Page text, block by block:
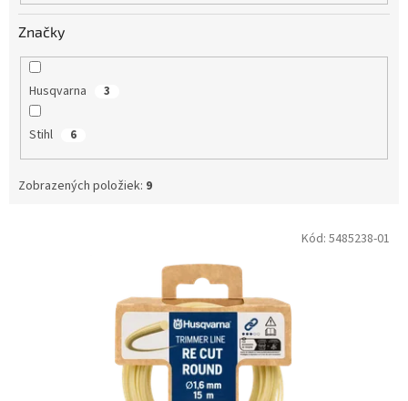
Značky
Husqvarna 3
Stihl 6
Zobrazených položiek: 9
Kód: 5485238-01